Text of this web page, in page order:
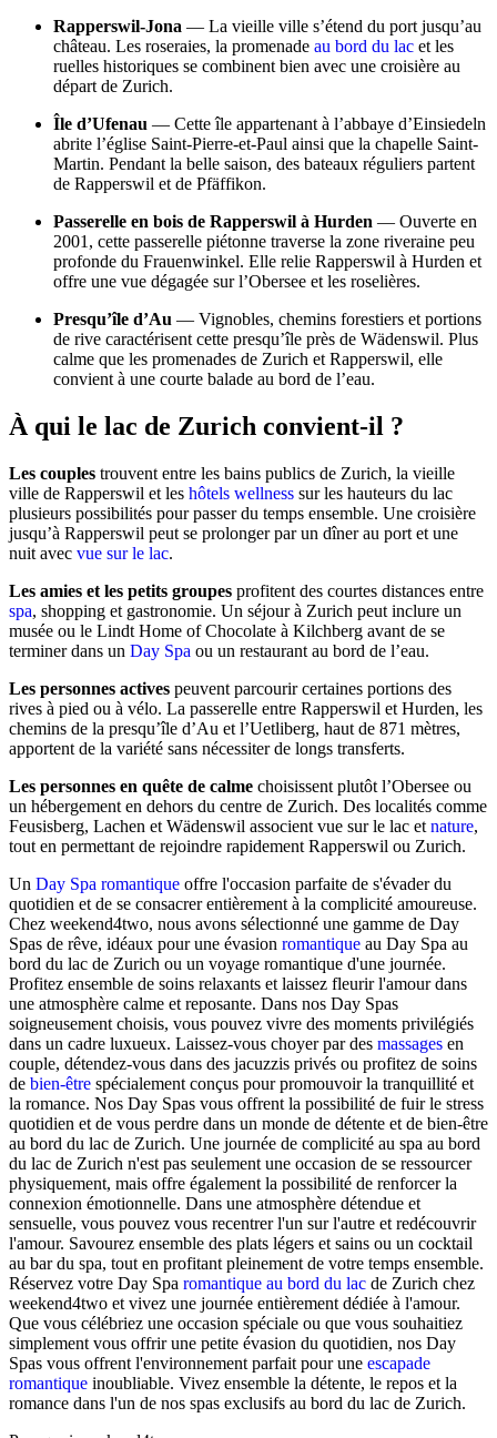
Rapperswil-Jona — La vieille ville s’étend du port jusqu’au
château. Les roseraies, la promenade au bord du lac et les
ruelles historiques se combinent bien avec une croisière au
départ de Zurich.
Île d’Ufenau — Cette île appartenant à l’abbaye d’Einsiedeln
abrite l’église Saint-Pierre-et-Paul ainsi que la chapelle Saint-
Martin. Pendant la belle saison, des bateaux réguliers partent
de Rapperswil et de Pfäffikon.
Passerelle en bois de Rapperswil à Hurden — Ouverte en
2001, cette passerelle piétonne traverse la zone riveraine peu
profonde du Frauenwinkel. Elle relie Rapperswil à Hurden et
offre une vue dégagée sur l’Obersee et les roselières.
Presqu’île d’Au — Vignobles, chemins forestiers et portions
de rive caractérisent cette presqu’île près de Wädenswil. Plus
calme que les promenades de Zurich et Rapperswil, elle
convient à une courte balade au bord de l’eau.
À qui le lac de Zurich convient-il ?
Les couples trouvent entre les bains publics de Zurich, la vieille
ville de Rapperswil et les hôtels wellness sur les hauteurs du lac
plusieurs possibilités pour passer du temps ensemble. Une croisière
jusqu’à Rapperswil peut se prolonger par un dîner au port et une
nuit avec vue sur le lac.
Les amies et les petits groupes profitent des courtes distances entre
spa, shopping et gastronomie. Un séjour à Zurich peut inclure un
musée ou le Lindt Home of Chocolate à Kilchberg avant de se
terminer dans un Day Spa ou un restaurant au bord de l’eau.
Les personnes actives peuvent parcourir certaines portions des
rives à pied ou à vélo. La passerelle entre Rapperswil et Hurden, les
chemins de la presqu’île d’Au et l’Uetliberg, haut de 871 mètres,
apportent de la variété sans nécessiter de longs transferts.
Les personnes en quête de calme choisissent plutôt l’Obersee ou
un hébergement en dehors du centre de Zurich. Des localités comme
Feusisberg, Lachen et Wädenswil associent vue sur le lac et nature,
tout en permettant de rejoindre rapidement Rapperswil ou Zurich.
Un Day Spa romantique offre l'occasion parfaite de s'évader du
quotidien et de se consacrer entièrement à la complicité amoureuse.
Chez weekend4two, nous avons sélectionné une gamme de Day
Spas de rêve, idéaux pour une évasion romantique au Day Spa au
bord du lac de Zurich ou un voyage romantique d'une journée.
Profitez ensemble de soins relaxants et laissez fleurir l'amour dans
une atmosphère calme et reposante. Dans nos Day Spas
soigneusement choisis, vous pouvez vivre des moments privilégiés
dans un cadre luxueux. Laissez-vous choyer par des massages en
couple, détendez-vous dans des jacuzzis privés ou profitez de soins
de bien-être spécialement conçus pour promouvoir la tranquillité et
la romance. Nos Day Spas vous offrent la possibilité de fuir le stress
quotidien et de vous perdre dans un monde de détente et de bien-être
au bord du lac de Zurich. Une journée de complicité au spa au bord
du lac de Zurich n'est pas seulement une occasion de se ressourcer
physiquement, mais offre également la possibilité de renforcer la
connexion émotionnelle. Dans une atmosphère détendue et
sensuelle, vous pouvez vous recentrer l'un sur l'autre et redécouvrir
l'amour. Savourez ensemble des plats légers et sains ou un cocktail
au bar du spa, tout en profitant pleinement de votre temps ensemble.
Réservez votre Day Spa romantique au bord du lac de Zurich chez
weekend4two et vivez une journée entièrement dédiée à l'amour.
Que vous célébriez une occasion spéciale ou que vous souhaitiez
simplement vous offrir une petite évasion du quotidien, nos Day
Spas vous offrent l'environnement parfait pour une escapade
romantique inoubliable. Vivez ensemble la détente, le repos et la
romance dans l'un de nos spas exclusifs au bord du lac de Zurich.